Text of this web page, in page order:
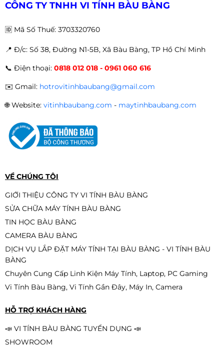
FHD, IPS, 144Hz | 8GB | 512GB SSD,
9.900.000đ
OMEN by HP Gaming Laptop 15
CÔNG TY TNHH VI TÍNH BÀU BÀNG
🆔 Mã Số Thuế: 3703320760
📍 Đ/c: Số 38, Đường N1-5B, Xã Bàu Bàng, TP Hồ Chí Minh
📞 Điện thoại: 0818 012 018 - 0961 060 616
✉️ Gmail: hotrovitinhbaubang@gmail.com
🌐Website: vitinhbaubang.com - maytinhbaubang.com
VỀ CHÚNG TÔI
GIỚI THIỆU CÔNG TY VI TÍNH BÀU BÀNG
SỬA CHỮA MÁY TÍNH BÀU BÀNG
TIN HỌC BÀU BÀNG
CAMERA BÀU BÀNG
DỊCH VỤ LẮP ĐẶT MÁY TÍNH TẠI BÀU BÀNG - VI TÍNH BÀU
BÀNG
Chuyên Cung Cấp Linh Kiện Máy Tính, Laptop, PC Gaming
Vi Tính Bàu Bàng, Vi Tính Gần Đây, Máy In, Camera
HỖ TRỢ KHÁCH HÀNG
📣 VI TÍNH BÀU BÀNG TUYỂN DỤNG 📣
SHOWROOM